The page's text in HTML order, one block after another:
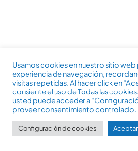
Usamos cookies en nuestro sitio web
experiencia de navegación,
visitas repetidas. Al hacer click en
consiente el uso de Todas las
usted puede acceder a
proveer consentimiento controlado.
Configuración de cookies